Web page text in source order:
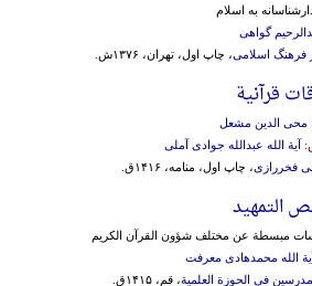
به اسلام
گواهی
فرهنگ اسلامی، چاپ اول، تهران، ۱۳۷۶ش.
قرآنیة
محی الدین مشعل
آیة الله عبدالله جوادی آملی
فخررازی، چاپ اول، منامه، ۱۴۱۶ق.
التمهید
مبسطة عن مختلف شؤون القرآن الکریم
الله محمدهادی معرفت
فی الحوزة العلمیة، قم، ۱۴۱۵ق.